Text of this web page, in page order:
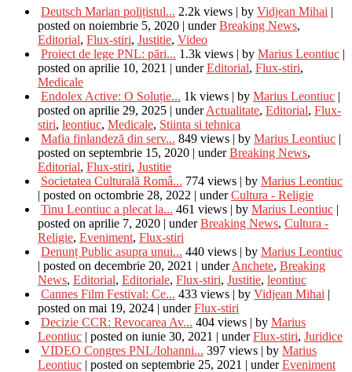
Deutsch Marian polițistul... 2.2k views | by Vidjean Mihai |
posted on noiembrie 5, 2020 | underBreaking News,
Editorial, Flux-stiri, Justitie, Video
Proiect de lege PNL: pări... 1.3k views | by Marius Leontiuc |
posted on aprilie 10, 2021 | underEditorial, Flux-stiri,
Medicale
Endolex Active: O Soluție... 1k views | by Marius Leontiuc |
posted on aprilie 29, 2025 | underActualitate, Editorial, Flux-
stiri, leontiuc, Medicale, Stiinta si tehnica
Mafia finlandeză din serv... 849 views | by Marius Leontiuc |
posted on septembrie 15, 2020 | underBreaking News,
Editorial, Flux-stiri, Justitie
Societatea Culturală Româ... 774 views | by Marius Leontiuc
| posted on octombrie 28, 2022 | underCultura - Religie
Tinu Leontiuc a plecat la... 461 views | by Marius Leontiuc |
posted on aprilie 7, 2020 | underBreaking News, Cultura -
Religie, Eveniment, Flux-stiri
Denunț Public asupra unui... 440 views | by Marius Leontiuc
| posted on decembrie 20, 2021 | underAnchete, Breaking
News, Editorial, Editoriale, Flux-stiri, Justitie, leontiuc
Cannes Film Festival: Ce... 433 views | by Vidjean Mihai |
posted on mai 19, 2024 | underFlux-stiri
Decizie CCR: Revocarea Av... 404 views | by Marius
Leontiuc | posted on iunie 30, 2021 | underFlux-stiri, Juridice
VIDEO Congres PNL/Iohanni... 397 views | by Marius
Leontiuc | posted on septembrie 25, 2021 | underEveniment